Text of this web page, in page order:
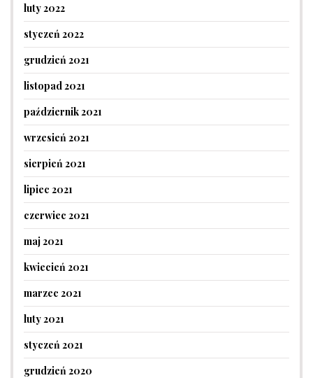
luty 2022
styczeń 2022
grudzień 2021
listopad 2021
październik 2021
wrzesień 2021
sierpień 2021
lipiec 2021
czerwiec 2021
maj 2021
kwiecień 2021
marzec 2021
luty 2021
styczeń 2021
grudzień 2020